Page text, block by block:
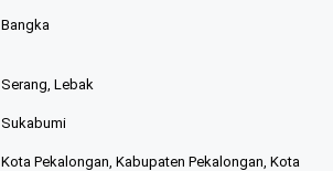
Bangka
Serang, Lebak
Sukabumi
Kota Pekalongan, Kabupaten Pekalongan, Kota